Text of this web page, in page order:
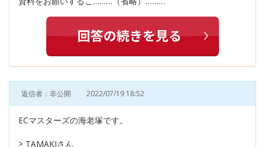
返信者：非公開 2022/07/19 18:52
ECマスターズの海老塚です。
> TAMAKIさん